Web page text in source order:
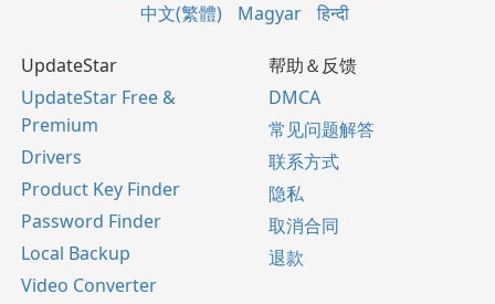
中文(繁體)
Magyar हिन्दी
UpdateStar
UpdateStar Free &
Premium
Drivers
Product Key Finder
Password Finder
Local Backup
Video Converter
帮助＆反馈
DMCA
常见问题解答
联系方式
隐私
取消合同
退款